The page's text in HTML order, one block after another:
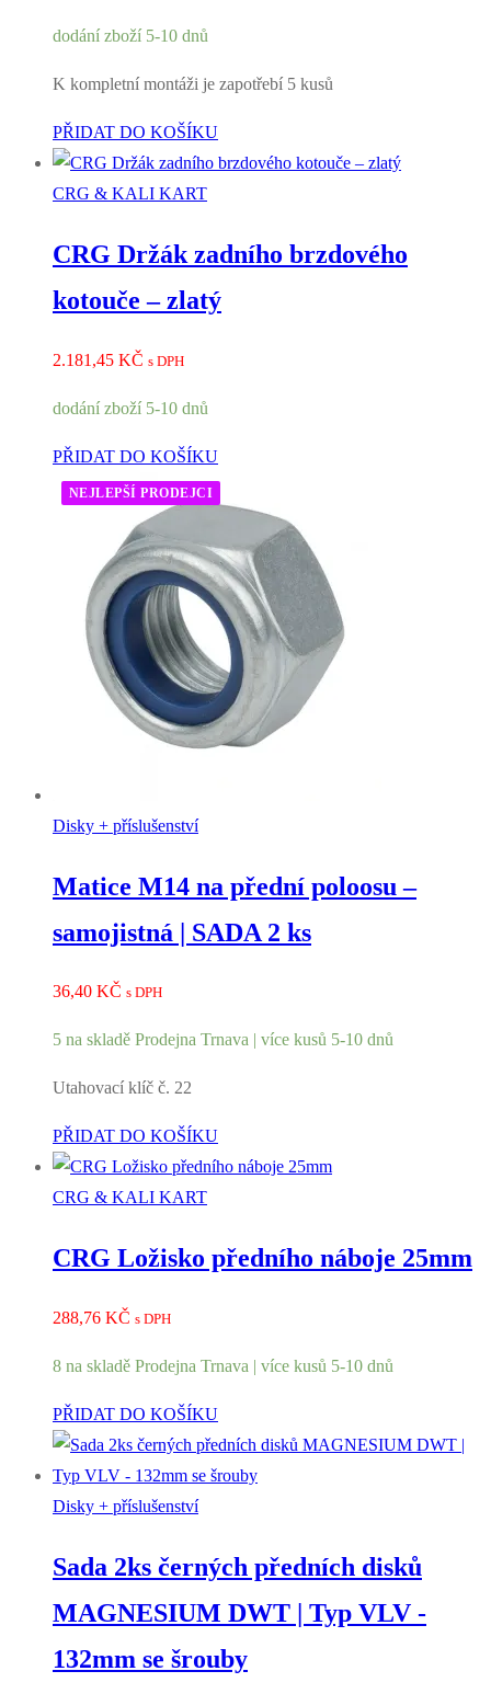
dodání zboží 5-10 dnů
K kompletní montáži je zapotřebí 5 kusů
PŘIDAT DO KOŠÍKU
CRG & KALI KART
CRG Držák zadního brzdového
kotouče – zlatý
2.181,45 KČ s DPH
dodání zboží 5-10 dnů
PŘIDAT DO KOŠÍKU
Disky + příslušenství
NEJLEPŠÍ PRODEJCI
Matice M14 na přední poloosu –
samojistná | SADA 2 ks
36,40 KČ s DPH
5 na skladě Prodejna Trnava | více kusů 5-10 dnů
Utahovací klíč č. 22
PŘIDAT DO KOŠÍKU
CRG & KALI KART
CRG Ložisko předního náboje 25mm
288,76 KČ s DPH
8 na skladě Prodejna Trnava | více kusů 5-10 dnů
PŘIDAT DO KOŠÍKU
Disky + příslušenství
Sada 2ks černých předních disků
MAGNESIUM DWT | Typ VLV -
132mm se šrouby